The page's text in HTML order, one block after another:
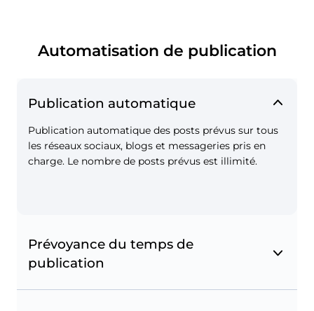
Tags d'achat Instagram
Taguez vos produits dans les publications pour
transformer votre compte Instagram en
boutique en ligne.
Automatisation de publication
Publication automatique
Publication automatique des posts prévus sur tous
les réseaux sociaux, blogs et messageries pris en
charge. Le nombre de posts prévus est illimité.
Prévoyance du temps de
publication